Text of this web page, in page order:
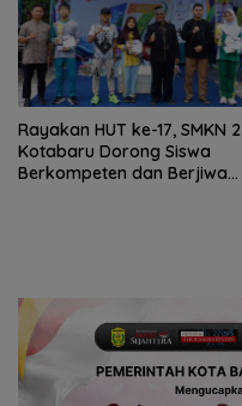
Rayakan HUT ke-17, SMKN 2
Kotabaru Dorong Siswa
Berkompeten dan Berjiwa